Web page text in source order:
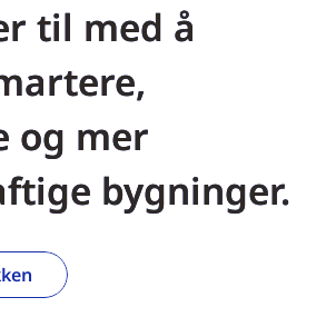
til med å
og mer
bygninger.